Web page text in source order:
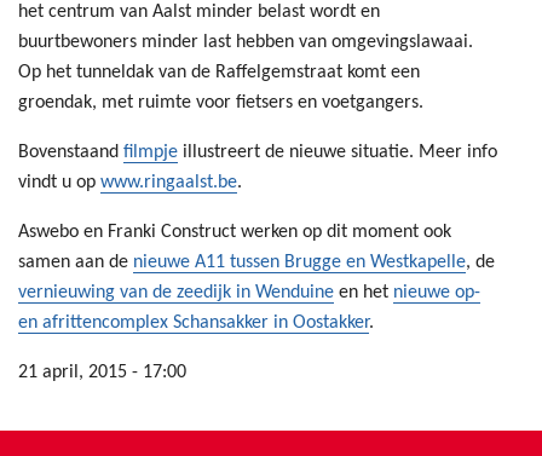
het centrum van Aalst minder belast wordt en
buurtbewoners minder last hebben van omgevingslawaai.
Op het tunneldak van de Raffelgemstraat komt een
groendak, met ruimte voor fietsers en voetgangers.
Bovenstaand filmpje illustreert de nieuwe situatie. Meer info
vindt u op www.ringaalst.be.
Aswebo en Franki Construct werken op dit moment ook
samen aan de nieuwe A11 tussen Brugge en Westkapelle, de
vernieuwing van de zeedijk in Wenduine en het nieuwe op-
en afrittencomplex Schansakker in Oostakker.
21 april, 2015 - 17:00